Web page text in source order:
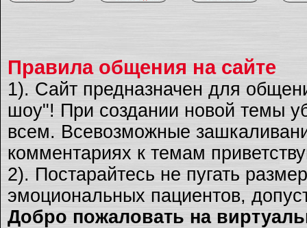
Правила общения на сайте
1). Сайт предназначен для
шоу"! При создании новой темы
всем. Всевозможные
комментариях к темам
2). Постарайтесь не пугать
эмоциональных пациентов,
Добро пожаловать на